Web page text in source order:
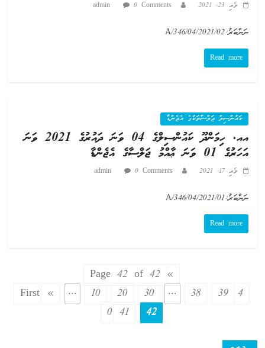
މެއި 23, 2021 admin 0 Comments
ނަންބަރު:A/346/04/2021/02
Read more
ކައުންސިލް ޖަލްސާތަކުގެ އެޖެންޑާ
އއ. ހިމަންދޫ ކައުންސިލްގެ 04 ވަނަ ދައުރުގެ 2021 ވަނަ
އަހަރުގެ 01 ވަނަ ޢާއްމު ޖަލްސާގެ އެޖެންޑާ
މެއި 17, 2021 admin 0 Comments
ނަންބަރު:A/346/04/2021/01
Read more
Page 42 of 42 «
First « ... 10 20 30 ... 38 39 4
0 41 42